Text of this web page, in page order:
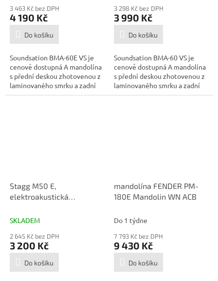
3 463 Kč bez DPH
4 190 Kč
Do košíku
Soundsation BMA-60E VS je
cenově dostupná A mandolína
s přední deskou zhotovenou z
laminovaného smrku a zadní
deskou...
3 298 Kč bez DPH
3 990 Kč
Do košíku
Soundsation BMA-60 VS je
cenově dostupná A mandolína
s přední deskou zhotovenou z
laminovaného smrku a zadní
deskou a...
Stagg M50 E,
elektroakustická
redburst
SKLADEM
2 645 Kč bez DPH
3 200 Kč
Do košíku
mandolína FENDER PM-
180E Mandolin WN ACB
Do 1 týdne
7 793 Kč bez DPH
9 430 Kč
Do košíku